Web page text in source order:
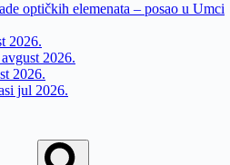
optičkih elemenata – posao u Umci
2026.
2026.
2026.
jul 2026.